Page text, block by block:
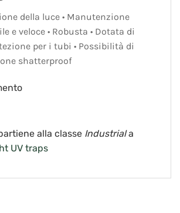
della luce • Manutenzione
e veloce • Robusta • Dotata di
per i tubi • Possibilità di
shatterproof
alla classe Industriala
UV traps